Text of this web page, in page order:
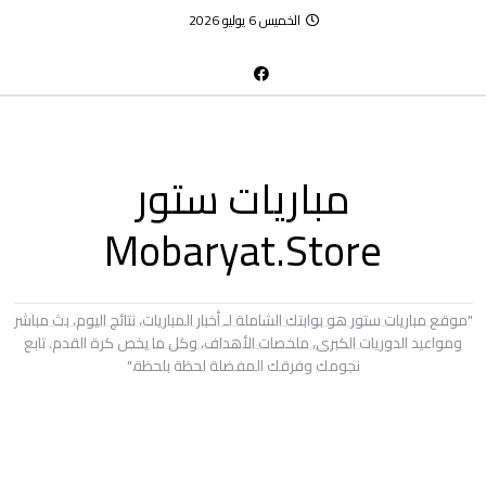
الخميس 6 يوليو 2026
مباريات ستور
Mobaryat.Store
"موقع مباريات ستور هو بوابتك الشاملة لـ أخبار المباريات، نتائج اليوم، بث مباشر
ومواعيد الدوريات الكبرى، ملخصات الأهداف، وكل ما يخص كرة القدم. تابع
نجومك وفرقك المفضلة لحظة بلحظة."